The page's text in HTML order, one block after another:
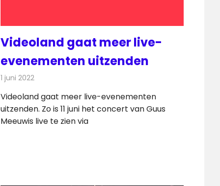
Videoland gaat meer live-
evenementen uitzenden
1 juni 2022Redactie
Televisienieuws
Videoland gaat meer live-evenementen
uitzenden. Zo is 11 juni het concert van Guus
Meeuwis live te zien via